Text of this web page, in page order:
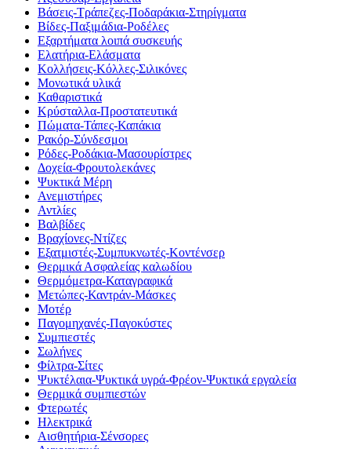
Βάσεις-Τράπεζες-Ποδαράκια-Στηρίγματα
Βίδες-Παξιμάδια-Ροδέλες
Εξαρτήματα λοιπά συσκευής
Ελατήρια-Ελάσματα
Κολλήσεις-Κόλλες-Σιλικόνες
Μονωτικά υλικά
Καθαριστικά
Κρύσταλλα-Προστατευτικά
Πώματα-Τάπες-Καπάκια
Ρακόρ-Σύνδεσμοι
Ρόδες-Ροδάκια-Μασουρίστρες
Δοχεία-Φρουτολεκάνες
Ψυκτικά Μέρη
Ανεμιστήρες
Αντλίες
Βαλβίδες
Βραχίονες-Ντίζες
Εξατμιστές-Συμπυκνωτές-Κοντένσερ
Θερμικά Ασφαλείας καλωδίου
Θερμόμετρα-Καταγραφικά
Μετώπες-Καντράν-Μάσκες
Μοτέρ
Παγομηχανές-Παγοκύστες
Συμπιεστές
Σωλήνες
Φίλτρα-Σίτες
Ψυκτέλαια-Ψυκτικά υγρά-Φρέον-Ψυκτικά εργαλεία
Θερμικά συμπιεστών
Φτερωτές
Ηλεκτρικά
Αισθητήρια-Σένσορες